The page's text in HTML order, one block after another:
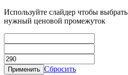
Используйте слайдер чтобы выбрать
нужный ценовой промежуток
Применить Сбросить